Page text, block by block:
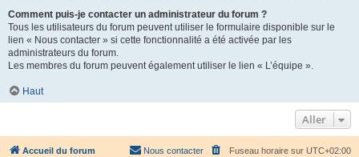
Comment puis-je contacter un administrateur du forum ?
Tous les utilisateurs du forum peuvent utiliser le formulaire disponible sur le
lien « Nous contacter » si cette fonctionnalité a été activée par les
administrateurs du forum.
Les membres du forum peuvent également utiliser le lien « L’équipe ».
Haut
Aller
Accueil du forum Fuseau horaire sur UTC+02:00
Nous contacter